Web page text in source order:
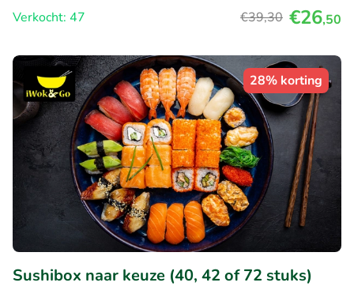
Verkocht: 47
€39,30 €26,50
28% korting
Sushibox naar keuze (40, 42 of 72 stuks)